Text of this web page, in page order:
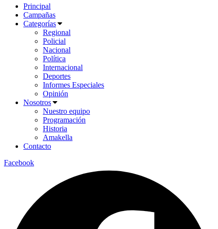
Principal
Campañas
Categorías
Regional
Policial
Nacional
Política
Internacional
Deportes
Informes Especiales
Opinión
Nosotros
Nuestro equipo
Programación
Historia
Amakella
Contacto
Facebook